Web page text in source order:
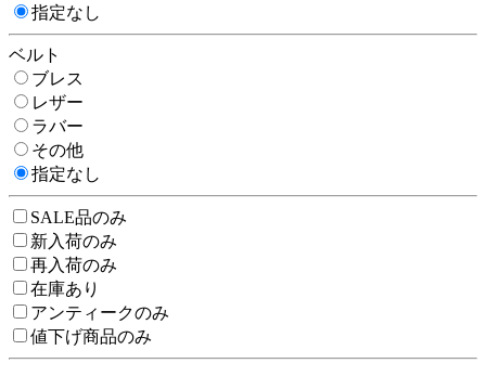
指定なし
ベルト
ブレス
レザー
ラバー
その他
指定なし
SALE品のみ
新入荷のみ
再入荷のみ
在庫あり
アンティークのみ
値下げ商品のみ